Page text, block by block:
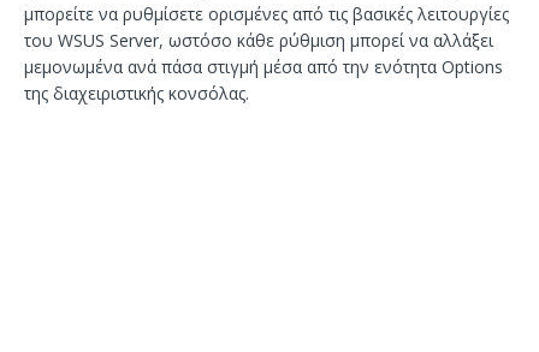
μπορείτε να ρυθμίσετε ορισμένες από τις βασικές λειτουργίες
του WSUS Server, ωστόσο κάθε ρύθμιση μπορεί να αλλάξει
μεμονωμένα ανά πάσα στιγμή μέσα από την ενότητα Options
της διαχειριστικής κονσόλας.